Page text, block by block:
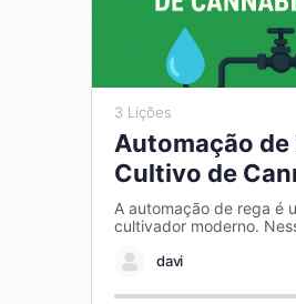
3 Lições
Automação de
Cultivo de
A automação de rega é
cultivador moderno.
davi